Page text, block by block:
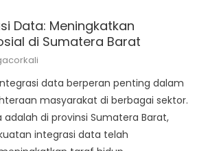
Data: Meningkatkan
di Sumatera Barat
data berperan penting dalam
masyarakat di berbagai sektor.
di provinsi Sumatera Barat,
integrasi data telah